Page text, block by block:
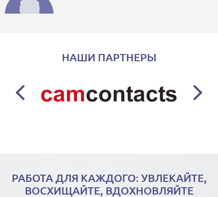
Сергей, 12 января 2020, 14:55
смартфона
НАШИ ПАРТНЕРЫ
РАБОТА ДЛЯ КАЖДОГО: УВЛЕКАЙТЕ,
ВОСХИЩАЙТЕ, ВДОХНОВЛЯЙТЕ